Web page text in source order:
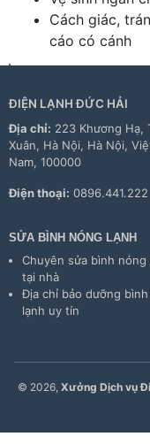
Cách giác,
cáo có cánh
ĐIỆN LẠNH ĐỨC HẢI
Địa chỉ: 223 Khương Hạ,
Xuân, Hà Nội, Hà Nội,
Nam, 100000
Điện thoại: 0896.441.222
SỬA BÌNH NÓNG LẠNH
Chuyên sửa bình nóng
tại nhà
Địa chỉ bảo dưỡng
lạnh uy tín
© 2026, Xưởng Dịch vụ